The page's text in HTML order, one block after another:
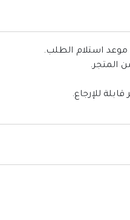
المتجر.
للإرجاع.